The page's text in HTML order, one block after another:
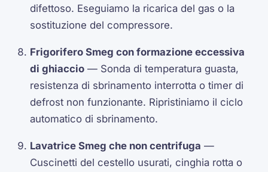
difettoso. Eseguiamo la ricarica del gas o la
sostituzione del compressore.
Frigorifero Smeg con formazione eccessiva
di ghiaccio — Sonda di temperatura guasta,
resistenza di sbrinamento interrotta o timer di
defrost non funzionante. Ripristiniamo il ciclo
automatico di sbrinamento.
Lavatrice Smeg che non centrifuga —
Cuscinetti del cestello usurati, cinghia rotta o